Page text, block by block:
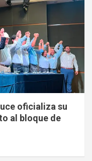
oficializa su
al bloque de